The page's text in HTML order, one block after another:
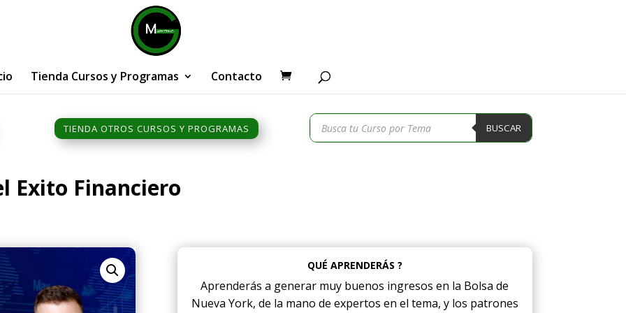
Tienda Cursos y Programas Contacto
TIENDA OTROS CURSOS Y PROGRAMAS
Búsqueda
de
productos
BUSCAR
Exito Financiero
QUÉ APRENDERÁS ?
Aprenderás a generar muy buenos ingresos en la Bolsa de
Nueva York, de la mano de expertos en el tema, y los patrones